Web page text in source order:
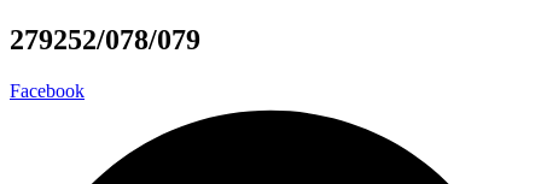
279252/078/079
Facebook